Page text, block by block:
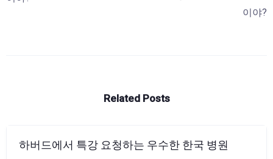
이야?
Related Posts
하버드에서 특강 요청하는 우수한 한국 병원